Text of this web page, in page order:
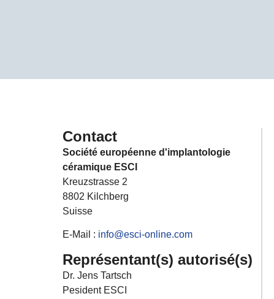
Contact
Société européenne d'implantologie
céramique ESCI
Kreuzstrasse 2
8802 Kilchberg
Suisse
E-Mail : info@esci-online.com
Représentant(s) autorisé(s)
Dr. Jens Tartsch
Pesident ESCI